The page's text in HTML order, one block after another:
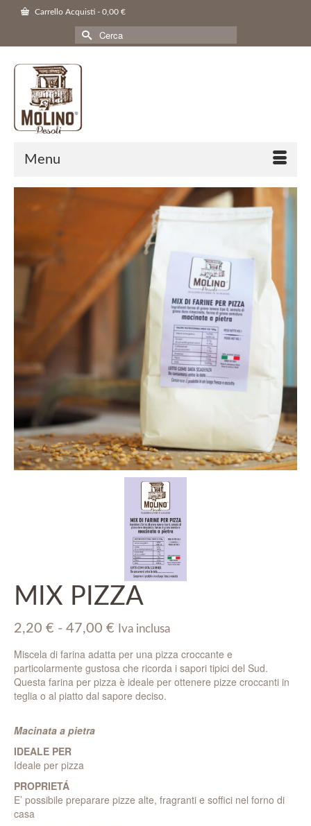
Carrello Acquisti - 0,00 €
Cerca
per:
Menu
MIX PIZZA
2,20 € - 47,00 € Fascia
prezzo:
da
2,20 €
a
Iva inclusa
Miscela di farina adatta per una pizza croccante e
particolarmente gustosa che ricorda i sapori tipici del Sud.
Questa farina per pizza è ideale per ottenere pizze croccanti in
teglia o al piatto dal sapore deciso.
Macinata a pietra
IDEALE PER
Ideale per pizza
PROPRIETÁ
E’ possibile preparare pizze alte, fragranti e soffici nel forno di
casa